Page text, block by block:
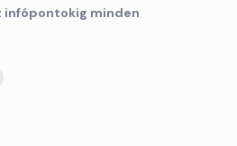
infópontokig minden